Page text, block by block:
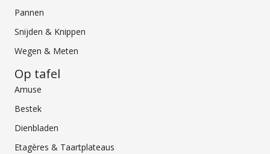
Pannen
Snijden & Knippen
Wegen & Meten
Op tafel
Amuse
Bestek
Dienbladen
Etagères & Taartplateaus